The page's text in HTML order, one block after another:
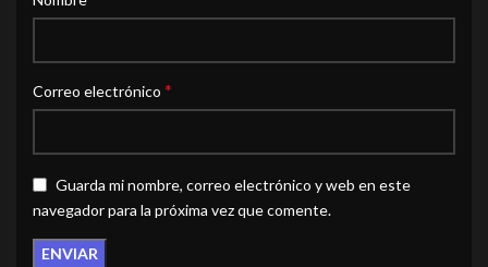
Correo electrónico *
Guarda mi nombre, correo electrónico y web en este
navegador para la próxima vez que comente.